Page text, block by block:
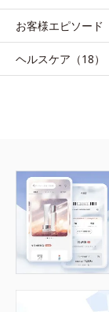
お客様エピソード
ヘルスケア（18）